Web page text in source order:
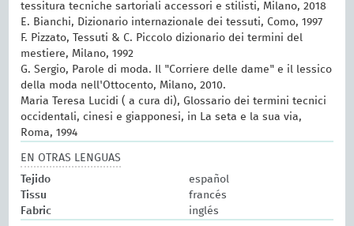
tessitura tecniche sartoriali accessori e stilisti, Milano, 2018
E. Bianchi, Dizionario internazionale dei tessuti, Como, 1997
F. Pizzato, Tessuti & C. Piccolo dizionario dei termini del
mestiere, Milano, 1992
G. Sergio, Parole di moda. Il "Corriere delle dame" e il lessico
della moda nell'Ottocento, Milano, 2010.
Maria Teresa Lucidi ( a cura di), Glossario dei termini tecnici
occidentali, cinesi e giapponesi, in La seta e la sua via,
Roma, 1994
EN OTRAS LENGUAS
Tejido
español
Tissu
francés
Fabric
inglés